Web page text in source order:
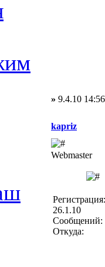
» 9.4.10 14:56
kapriz
Webmaster
Регистрация:
26.1.10
Сообщений:
Откуда: